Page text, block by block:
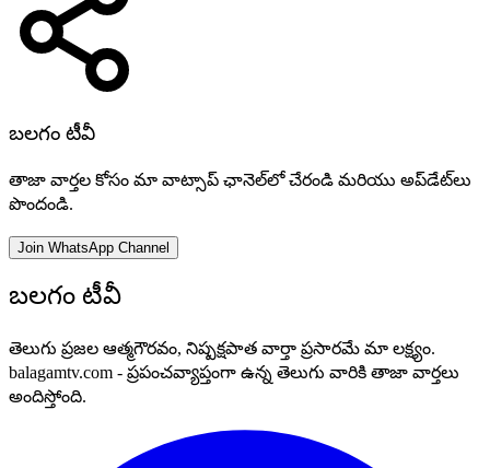
బలగం టీవీ
తాజా వార్తల కోసం మా వాట్సాప్ ఛానెల్‌లో చేరండి మరియు అప్‌డేట్‌లు
పొందండి.
Join WhatsApp Channel
బలగం టీవీ
తెలుగు ప్రజల ఆత్మగౌరవం, నిష్పక్షపాత వార్తా ప్రసారమే మా లక్ష్యం.
balagamtv.com - ప్రపంచవ్యాప్తంగా ఉన్న తెలుగు వారికి తాజా వార్తలు
అందిస్తోంది.